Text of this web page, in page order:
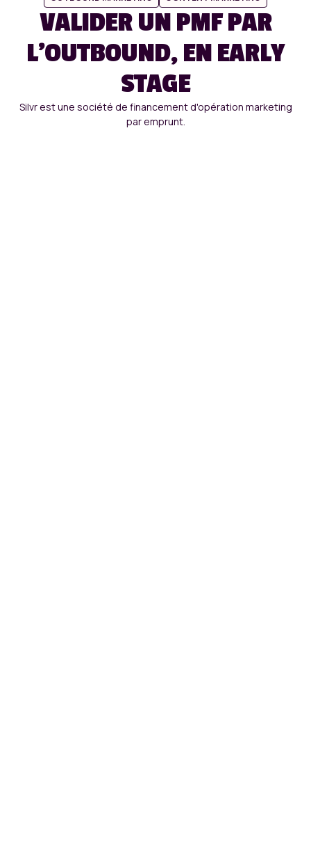
VALIDER UN PMF PAR
L'OUTBOUND, EN EARLY
STAGE
Silvr est une société de financement d'opération marketing
par emprunt.